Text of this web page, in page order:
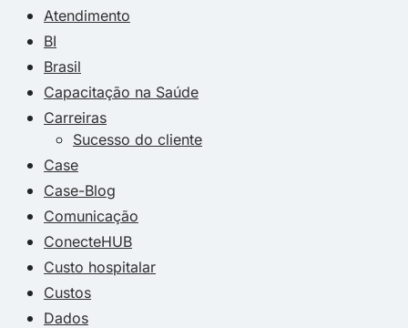
Atendimento
BI
Brasil
Capacitação na Saúde
Carreiras
Sucesso do cliente
Case
Case-Blog
Comunicação
ConecteHUB
Custo hospitalar
Custos
Dados